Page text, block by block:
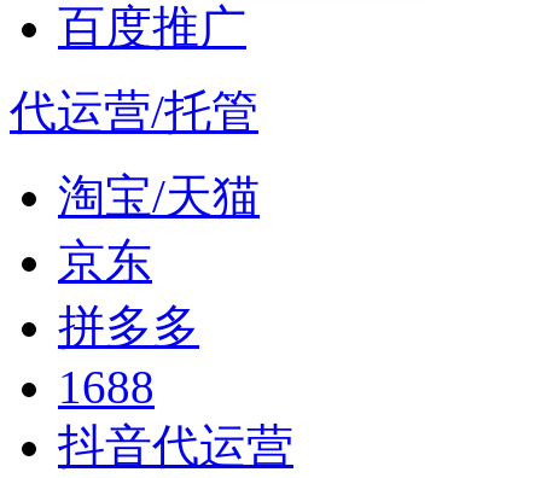
百度推广
代运营/托管
淘宝/天猫
京东
拼多多
1688
抖音代运营